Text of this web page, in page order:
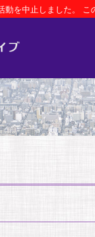
を中止しました。